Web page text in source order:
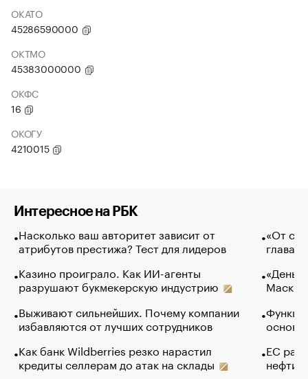
ОКАТО
45286590000
ОКТМО
45383000000
ОКФС
16
ОКОГУ
4210015
Интересное на РБК
Насколько ваш авторитет зависит от
атрибутов престижа? Тест для лидеров
Казино проиграло. Как ИИ-агенты
разрушают букмекерскую индустрию
Выживают сильнейших. Почему компании
избавляются от лучших сотрудников
Как банк Wildberries резко нарастил
кредиты селлерам до атак на склады
«От
глава
Маск в
основ
ЕС
нефти